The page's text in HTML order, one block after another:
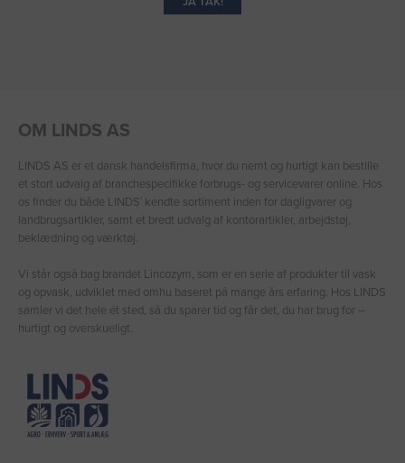
OM LINDS AS
LINDS AS er et dansk handelsfirma, hvor du nemt og hurtigt kan bestille
et stort udvalg af branchespecifikke forbrugs- og servicevarer online. Hos
os finder du både LINDS′ kendte sortiment inden for dagligvarer og
landbrugsartikler, samt et bredt udvalg af kontorartikler, arbejdstøj,
beklædning og værktøj.
Vi står også bag brandet Lincozym, som er en serie af produkter til vask
og opvask, udviklet med omhu baseret på mange års erfaring. Hos LINDS
samler vi det hele ét sted, så du sparer tid og får det, du har brug for –
hurtigt og overskueligt.